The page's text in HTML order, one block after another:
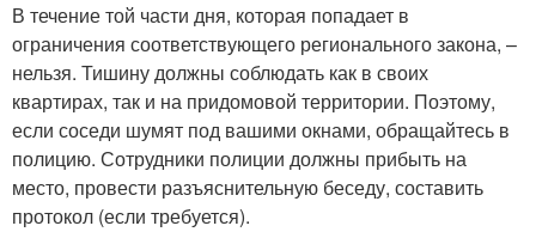
В течение той части дня, которая попадает в
ограничения соответствующего регионального закона, –
нельзя. Тишину должны соблюдать как в своих
квартирах, так и на придомовой территории. Поэтому,
если соседи шумят под вашими окнами, обращайтесь в
полицию. Сотрудники полиции должны прибыть на
место, провести разъяснительную беседу, составить
протокол (если требуется).